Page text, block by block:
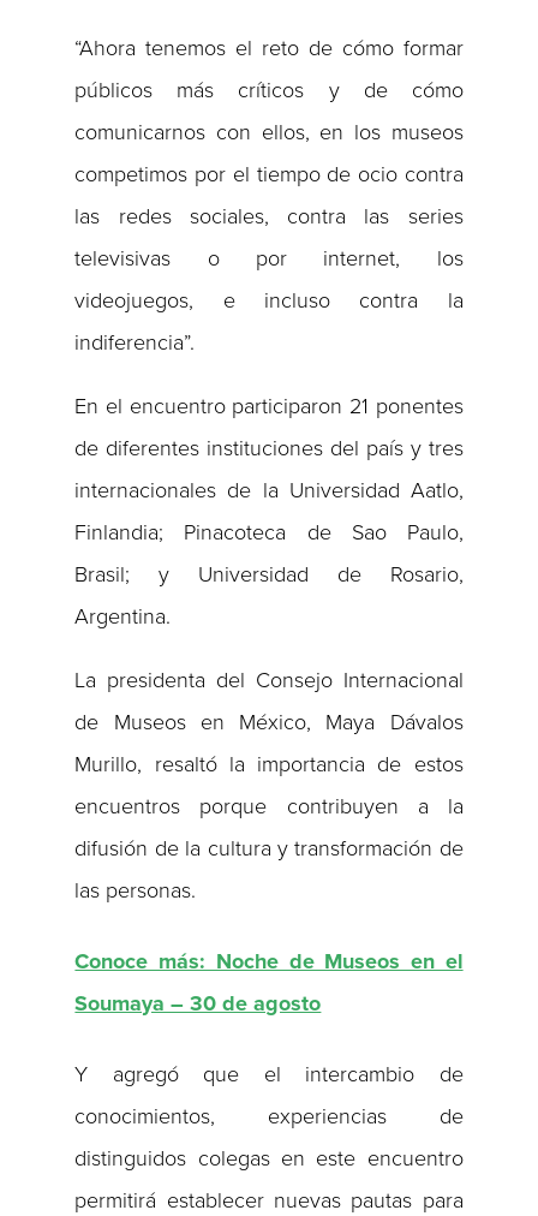
“Ahora tenemos el reto de cómo formar
públicos más críticos y de cómo
comunicarnos con ellos, en los museos
competimos por el tiempo de ocio contra
las redes sociales, contra las series
televisivas o por internet, los
videojuegos, e incluso contra la
indiferencia”.
En el encuentro participaron 21 ponentes
de diferentes instituciones del país y tres
internacionales de la Universidad Aatlo,
Finlandia; Pinacoteca de Sao Paulo,
Brasil; y Universidad de Rosario,
Argentina.
La presidenta del Consejo Internacional
de Museos en México, Maya Dávalos
Murillo, resaltó la importancia de estos
encuentros porque contribuyen a la
difusión de la cultura y transformación de
las personas.
Conoce más: Noche de Museos en el
Soumaya – 30 de agosto
Y agregó que el intercambio de
conocimientos, experiencias de
distinguidos colegas en este encuentro
permitirá establecer nuevas pautas para